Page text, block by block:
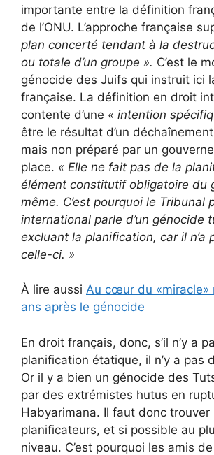
importante entre la définition
de l’ONU. L’approche française
plan concerté tendant à la
ou totale d’un groupe ». C’est le
génocide des Juifs qui instruit ici
française. La définition en droit
contente d’une « intention
être le résultat d’un
mais non préparé par un
place. « Elle ne fait pas de la
élément constitutif obligatoire du
même. C’est pourquoi le Tribunal
international parle d’un génocide
excluant la planification, car il n’a
celle-ci. »
À lire aussi Au cœur du «miracle»
ans après le génocide
En droit français, donc, s’il n’y a
planification étatique, il n’y a pas
Or il y a bien un génocide des
par des extrémistes hutus en
Habyarimana. Il faut donc trouver
planificateurs, et si possible au
niveau. C’est pourquoi les amis